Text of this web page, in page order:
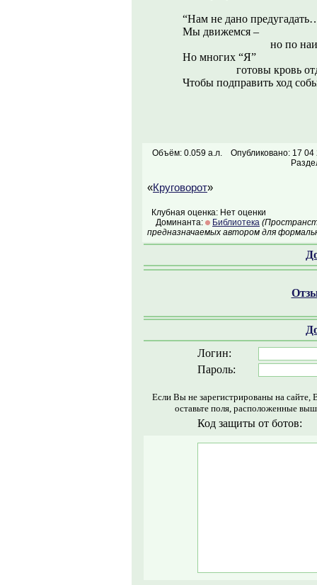
“Нам не дано
Мы движемся –
но по
Но многих “Я”
готовы кровь
Чтобы подправить ход
Объём: 0.059 а.л.
Опубликовано: 17 04
«Круговорот»
Клубная оценка: Нет оценки
Доминанта:
Библиотека
предназначаемых автором для
Логин:
Пароль:
Если Вы не зарегистрированы на
оставьте поля, расположенные
Код защиты от ботов: